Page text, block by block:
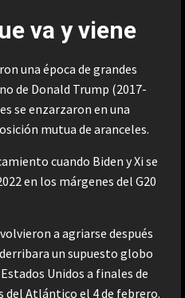
va y viene
una época de grandes
de Donald Trump (2017-
se enzarzaron en una
mutua de aranceles.
cuando Biden y Xi se
en los márgenes del G20
a agriarse después
un supuesto globo
Unidos a finales de
del Atlántico el 4 de febrero.